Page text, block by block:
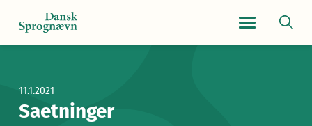
11.1.2021
Saetninger